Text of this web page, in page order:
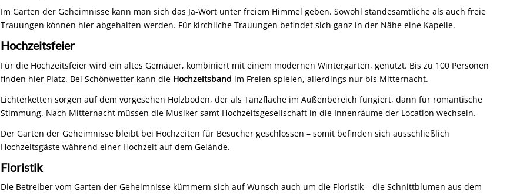
Im Garten der Geheimnisse kann man sich das Ja-Wort unter freiem Himmel geben. Sowohl standesamtliche als auch freie
Trauungen können hier abgehalten werden. Für kirchliche Trauungen befindet sich ganz in der Nähe eine Kapelle.
Hochzeitsfeier
Für die Hochzeitsfeier wird ein altes Gemäuer, kombiniert mit einem modernen Wintergarten, genutzt. Bis zu 100 Personen
finden hier Platz. Bei Schönwetter kann die Hochzeitsband im Freien spielen, allerdings nur bis Mitternacht.
Lichterketten sorgen auf dem vorgesehen Holzboden, der als Tanzfläche im Außenbereich fungiert, dann für romantische
Stimmung. Nach Mitternacht müssen die Musiker samt Hochzeitsgesellschaft in die Innenräume der Location wechseln.
Der Garten der Geheimnisse bleibt bei Hochzeiten für Besucher geschlossen – somit befinden sich ausschließlich
Hochzeitsgäste während einer Hochzeit auf dem Gelände.
Floristik
Die Betreiber vom Garten der Geheimnisse kümmern sich auf Wunsch auch um die Floristik – die Schnittblumen aus dem